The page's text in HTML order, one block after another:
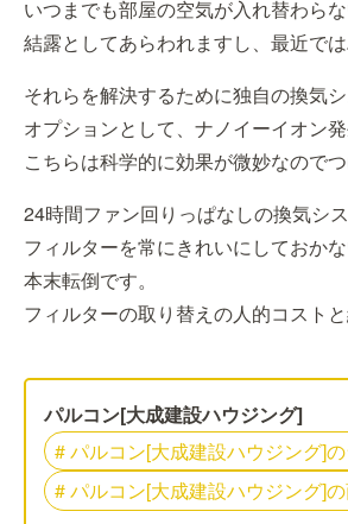
いつまでも部屋の空気が入れ替わら
結露としてあらわれますし、最近で
それらを解決するために独自の換気
オプションとして、ナノイーイオン
こちらは科学的に効果が微妙なので
24時間ファン回りっぱなしの換気シ
フィルターを常にきれいにしておか
本末転倒です。
フィルターの取り替えの人的コスト
パルコン[大成建設ハウジング]
#パルコン[大成建設ハウジング]の
#パルコン[大成建設ハウジング]の